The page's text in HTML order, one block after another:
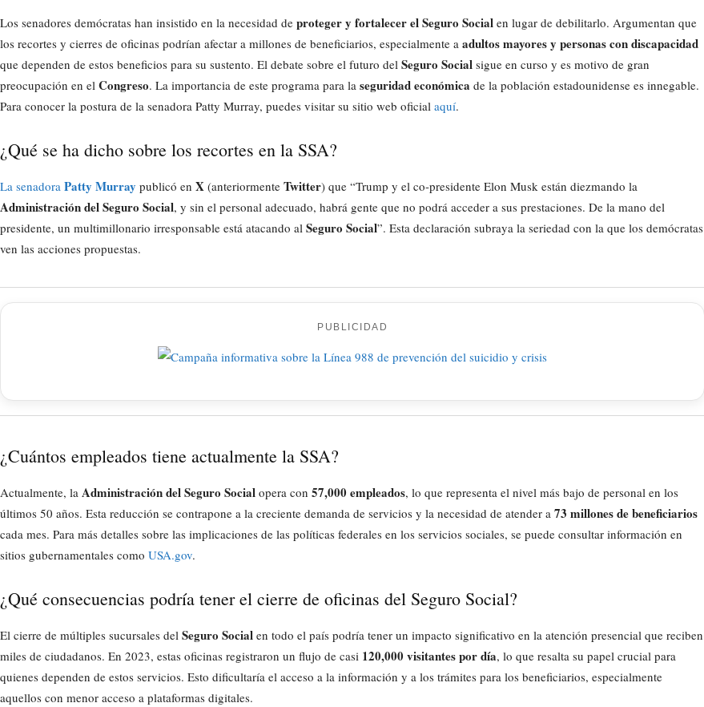
Los senadores demócratas han insistido en la necesidad de proteger y fortalecer el Seguro Social en lugar de debilitarlo. Argumentan que
los recortes y cierres de oficinas podrían afectar a millones de beneficiarios, especialmente a adultos mayores y personas con discapacidad
que dependen de estos beneficios para su sustento. El debate sobre el futuro del Seguro Social sigue en curso y es motivo de gran
preocupación en el Congreso. La importancia de este programa para la seguridad económica de la población estadounidense es innegable.
Para conocer la postura de la senadora Patty Murray, puedes visitar su sitio web oficial aquí.
¿Qué se ha dicho sobre los recortes en la SSA?
La senadora Patty Murray publicó en X (anteriormente Twitter) que “Trump y el co-presidente Elon Musk están diezmando la
Administración del Seguro Social, y sin el personal adecuado, habrá gente que no podrá acceder a sus prestaciones. De la mano del
presidente, un multimillonario irresponsable está atacando al Seguro Social”. Esta declaración subraya la seriedad con la que los demócratas
ven las acciones propuestas.
PUBLICIDAD
¿Cuántos empleados tiene actualmente la SSA?
Actualmente, la Administración del Seguro Social opera con 57,000 empleados, lo que representa el nivel más bajo de personal en los
últimos 50 años. Esta reducción se contrapone a la creciente demanda de servicios y la necesidad de atender a 73 millones de beneficiarios
cada mes. Para más detalles sobre las implicaciones de las políticas federales en los servicios sociales, se puede consultar información en
sitios gubernamentales como USA.gov.
¿Qué consecuencias podría tener el cierre de oficinas del Seguro Social?
El cierre de múltiples sucursales del Seguro Social en todo el país podría tener un impacto significativo en la atención presencial que reciben
miles de ciudadanos. En 2023, estas oficinas registraron un flujo de casi 120,000 visitantes por día, lo que resalta su papel crucial para
quienes dependen de estos servicios. Esto dificultaría el acceso a la información y a los trámites para los beneficiarios, especialmente
aquellos con menor acceso a plataformas digitales.